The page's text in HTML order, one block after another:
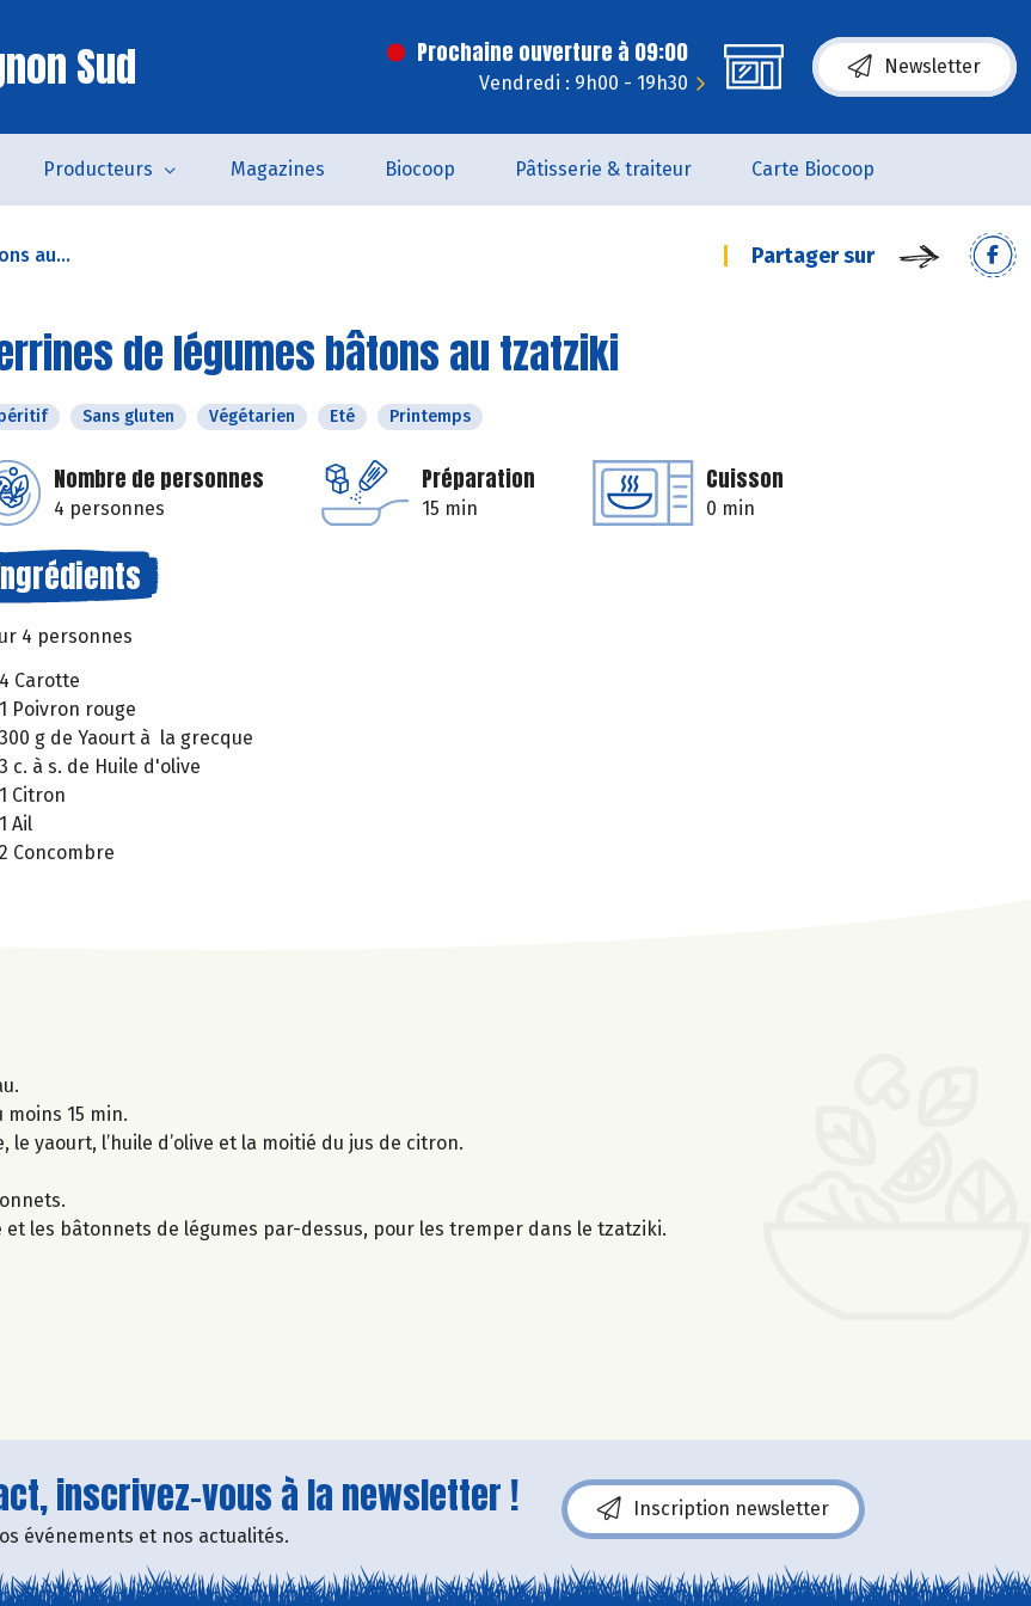
Sud Prochaine ouverture à 09:00
Vendredi : 9h00 - 19h30
Newsletter
Producteurs Magazines Biocoop Pâtisserie & traiteur Carte Biocoop
au... Partager sur
de légumes bâtons au tzatziki
Sans gluten Végétarien Eté Printemps
Nombre de personnes
4 personnes
Préparation
15 min
Cuisson
0 min
4 personnes
4 Carotte
1 Poivron rouge
300 g de Yaourt à la grecque
3 c. à s. de Huile d'olive
1 Citron
1 Ail
2 Concombre
15 min.
le yaourt, l’huile d’olive et la moitié du jus de citron.
les bâtonnets de légumes par-dessus, pour les tremper dans le tzatziki.
inscrivez-vous à la newsletter !
événements et nos actualités.
Inscription newsletter